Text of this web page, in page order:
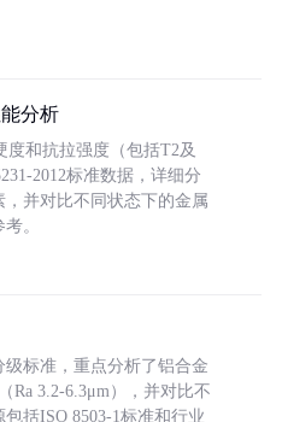
分析
和抗拉强度（包括T2及
2012标准数据，详细分
并对比不同状态下的金属
。
标准，重点分析了铝合金
Ra 3.2-6.3μm），并对比不
括ISO 8503-1标准和行业